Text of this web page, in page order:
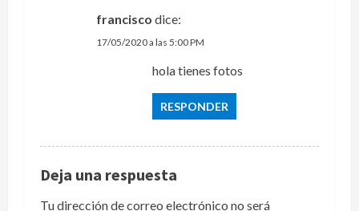
francisco dice:
17/05/2020 a las 5:00 PM
hola tienes fotos
RESPONDER
Deja una respuesta
Tu dirección de correo electrónico no será